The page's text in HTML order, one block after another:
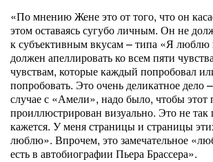
«По мнению Жене это от того, что он
этом оставаясь сугубо личным. Он не
к субъективным вкусам – типа «Я люблю
должен апеллировать ко всем пяти
чувствам, которые каждый попробовал
попробовать. Это очень деликатное дело
случае с «Амели», надо было, чтобы
проиллюстрирован визуально. Это не так
кажется. У меня страницы и страницы
люблю». Впрочем, это замечательное
есть в автобиографии Пьера Брассера».